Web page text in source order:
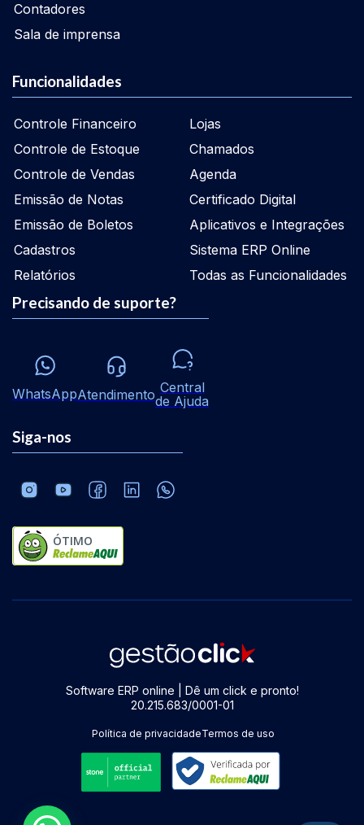
Contadores
Sala de imprensa
Funcionalidades
Controle Financeiro
Controle de Estoque
Controle de Vendas
Emissão de Notas
Emissão de Boletos
Cadastros
Relatórios
Lojas
Chamados
Agenda
Certificado Digital
Aplicativos e Integrações
Sistema ERP Online
Todas as Funcionalidades
Precisando de suporte?
WhatsAppAtendimento Central
de Ajuda
Siga-nos
ÓTIMO
Software ERP online | Dê um click e pronto!
20.215.683/0001-01
Política de privacidadeTermos de uso